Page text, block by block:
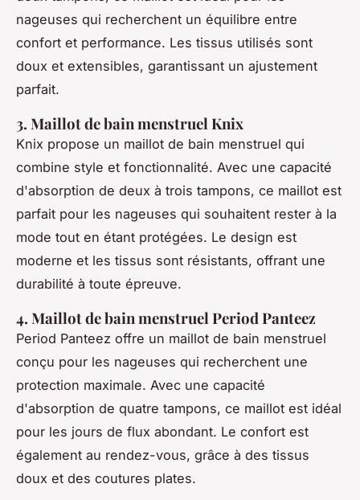
nageuses qui recherchent un équilibre entre
confort et performance. Les tissus utilisés sont
doux et extensibles, garantissant un ajustement
parfait.
3. Maillot de bain menstruel Knix
Knix propose un maillot de bain menstruel qui
combine style et fonctionnalité. Avec une capacité
d'absorption de deux à trois tampons, ce maillot est
parfait pour les nageuses qui souhaitent rester à la
mode tout en étant protégées. Le design est
moderne et les tissus sont résistants, offrant une
durabilité à toute épreuve.
4. Maillot de bain menstruel Period Panteez
Period Panteez offre un maillot de bain menstruel
conçu pour les nageuses qui recherchent une
protection maximale. Avec une capacité
d'absorption de quatre tampons, ce maillot est idéal
pour les jours de flux abondant. Le confort est
également au rendez-vous, grâce à des tissus
doux et des coutures plates.